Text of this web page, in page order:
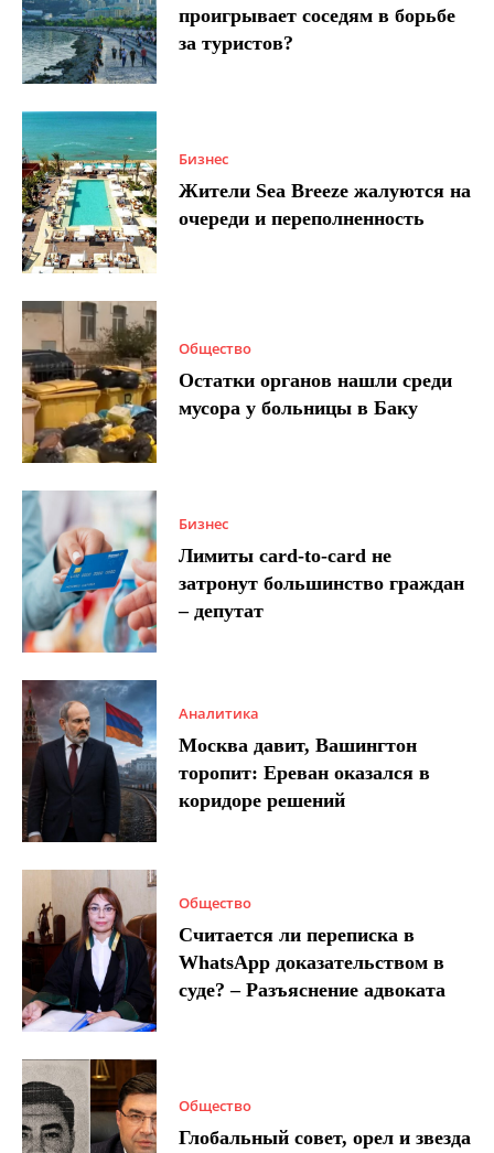
проигрывает соседям в борьбе
за туристов?
Бизнес
Жители Sea Breeze жалуются на
очереди и переполненность
Общество
Остатки органов нашли среди
мусора у больницы в Баку
Бизнес
Лимиты card-to-card не
затронут большинство граждан
– депутат
Аналитика
Москва давит, Вашингтон
торопит: Ереван оказался в
коридоре решений
Общество
Считается ли переписка в
WhatsApp доказательством в
суде? – Разъяснение адвоката
Общество
Глобальный совет, орел и звезда